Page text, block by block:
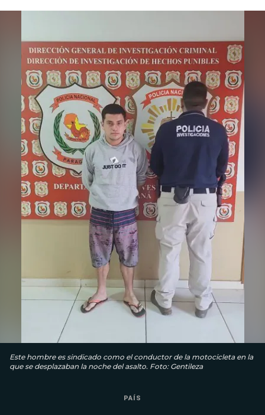
Este hombre es sindicado como el conductor de la motocicleta en la
que se desplazaban la noche del asalto. Foto: Gentileza
PAÍS